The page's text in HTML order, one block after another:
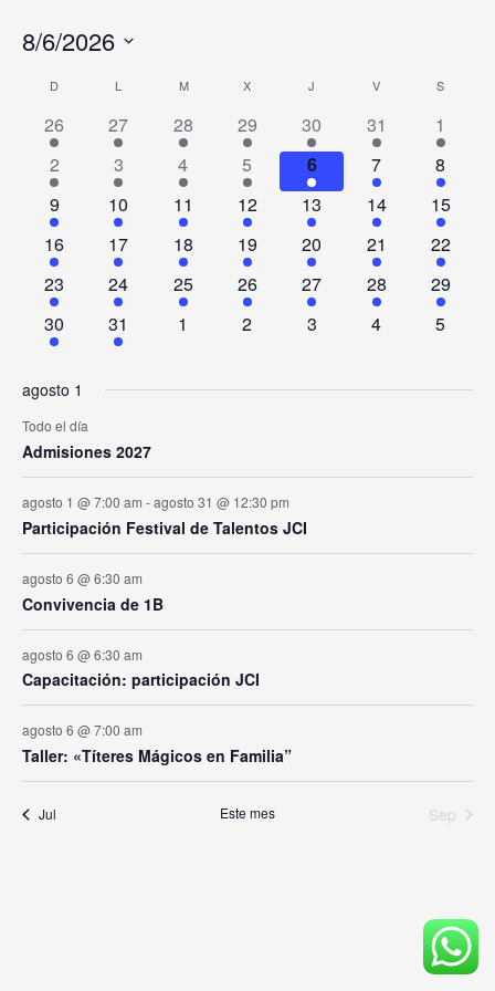
8/6/2026
fecha.
Calendario
de
Eventos
D L M X J V S
26 27 28 29 30 31
1
2
3 4 5 6 7
8
9
10 11 12 13 14
15
16
17 18 19 20 21
22
23
24 25 26 27 28
29
30
31 1 2 3 4 5
agosto 1
Todo el día
Admisiones 2027
agosto 1 @ 7:00 am -agosto 31 @ 12:30 pm
Participación Festival de Talentos JCI
agosto 6 @ 6:30 am
Convivencia de 1B
agosto 6 @ 6:30 am
Capacitación: participación JCI
agosto 6 @ 7:00 am
Taller: «Títeres Mágicos en Familia”
Jul Este mes Sep